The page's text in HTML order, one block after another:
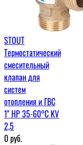
STOUT
Термостатический
смесительный
клапан для
систем
отопления и ГВС
1" НР 35-60°С KV
2,5
0руб.